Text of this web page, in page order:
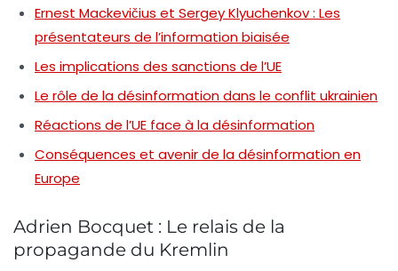
Ernest Mackevičius et Sergey Klyuchenkov : Les
présentateurs de l’information biaisée
Les implications des sanctions de l’UE
Le rôle de la désinformation dans le conflit ukrainien
Réactions de l’UE face à la désinformation
Conséquences et avenir de la désinformation en
Europe
Adrien Bocquet : Le relais de la
propagande du Kremlin